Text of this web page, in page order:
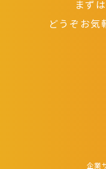
まず
どうぞお気
企業